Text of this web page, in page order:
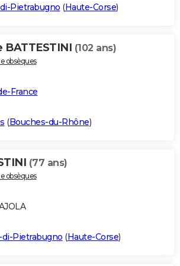
Pietrabugno (Haute-Corse)
(102 ans)
obsèques
France
(Bouches-du-Rhône)
(77 ans)
obsèques
di-Pietrabugno (Haute-Corse)